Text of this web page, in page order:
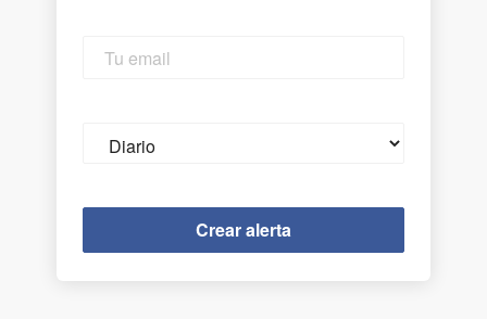
email
frequency